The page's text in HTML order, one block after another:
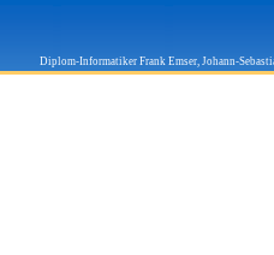
Diplom-Informatiker Frank Emser, Johann-